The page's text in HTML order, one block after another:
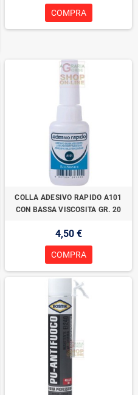
COMPRA
COLLA ADESIVO RAPIDO A101
CON BASSA VISCOSITA GR. 20
4,50 €
COMPRA